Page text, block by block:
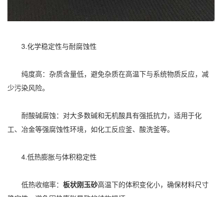
3.化学稳定性与耐腐蚀性
纯度高：杂质含量低，避免杂质在高温下与系统物质反应，减
少污染风险。
耐酸碱腐蚀：对大多数碱和无机酸具有强抵抗力，适用于化
工、冶金等强腐蚀性环境，如化工反应釜、酸洗釜等。
4.低热膨胀与体积稳定性
低热收缩率： 板状刚玉砂高温下的体积变化小，确保材料尺寸